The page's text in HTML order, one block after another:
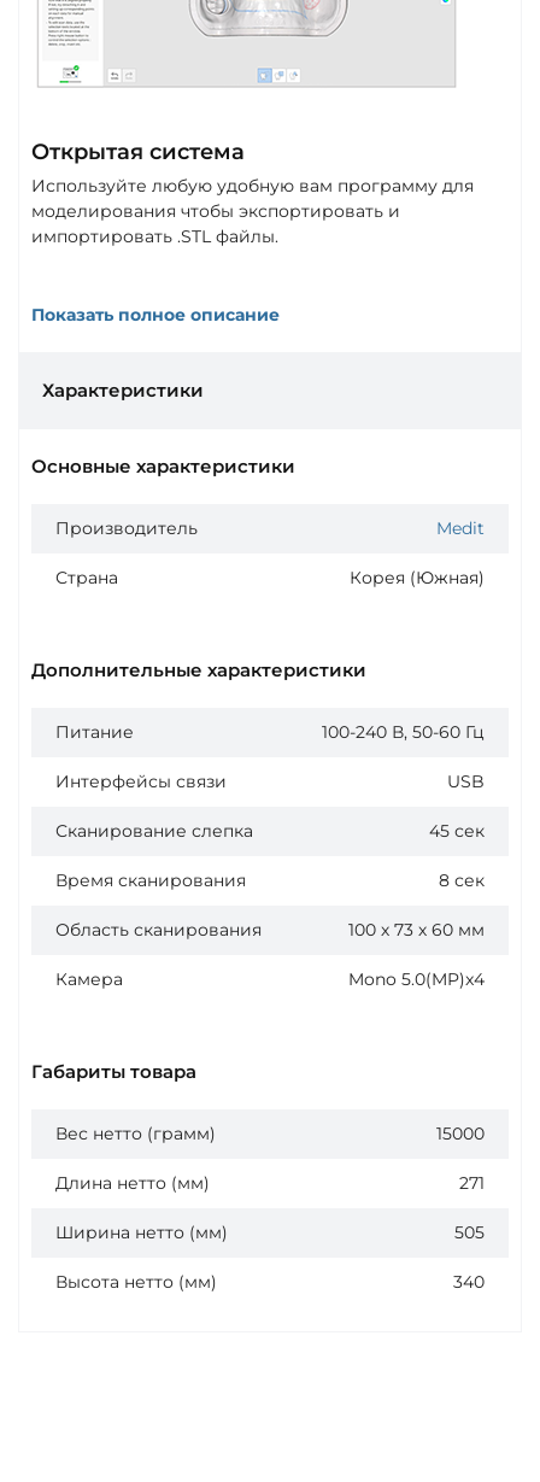
Открытая система
Используйте любую удобную вам программу для
моделирования чтобы экспортировать и
импортировать .STL файлы.
Показать полное описание
Характеристики
Основные характеристики
Производитель Medit
Страна Корея (Южная)
Дополнительные характеристики
Питание 100-240 В, 50-60 Гц
Интерфейсы связи USB
Сканирование слепка 45 сек
Время сканирования 8 сек
Область сканирования 100 х 73 х 60 мм
Камера Mono 5.0(MP)x4
Габариты товара
Вес нетто (грамм) 15000
Длина нетто (мм) 271
Ширина нетто (мм) 505
Высота нетто (мм) 340